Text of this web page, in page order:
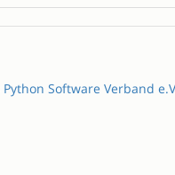
Python Software Verband